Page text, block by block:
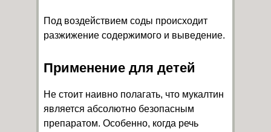
Под воздействием соды происходит
разжижение содержимого и выведение.
Применение для детей
Не стоит наивно полагать, что мукалтин
является абсолютно безопасным
препаратом. Особенно, когда речь